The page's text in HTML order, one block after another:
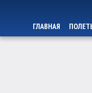
ГЛАВНАЯ